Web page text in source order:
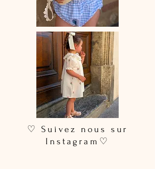
♡ Suivez nous sur
Instagram♡